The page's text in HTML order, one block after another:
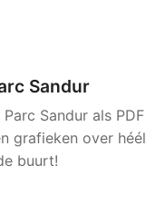
Sandur
Sandur als PDF
grafieken over héél
buurt!